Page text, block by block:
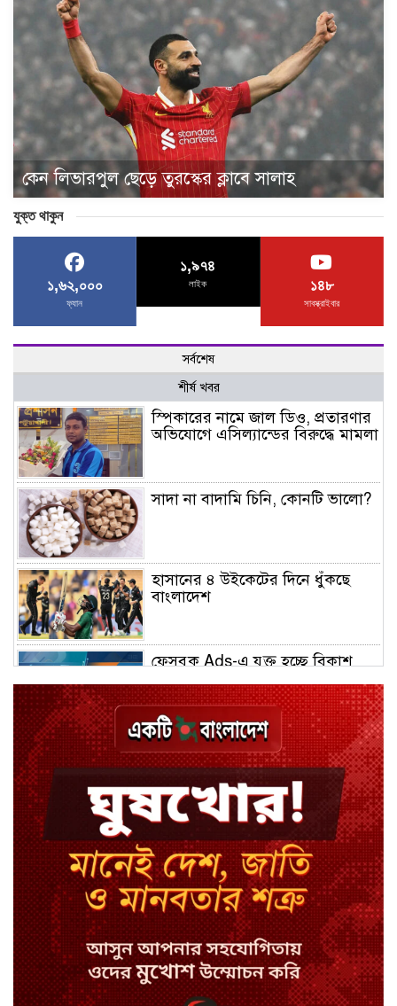
কেন লিভারপুল ছেড়ে তুরস্কের ক্লাবে সালাহ
যুক্ত থাকুন
১,৬২,০০০
ফ্যান
১,৯৭৪
লাইক ১৪৮
সাবস্ক্রাইবার
সর্বশেষ
শীর্ষ খবর
স্পিকারের নামে জাল ডিও, প্রতারণার
অভিযোগে এসিল্যান্ডের বিরুদ্ধে মামলা
সাদা না বাদামি চিনি, কোনটি ভালো?
হাসানের ৪ উইকেটের দিনে ধুঁকছে
বাংলাদেশ
ফেসবুক Ads-এ যুক্ত হচ্ছে বিকাশ
বিয়ে ভাঙার গুঞ্জনে মুখ খুললেন রণজয়
কেন লিভারপুল ছেড়ে তুরস্কের ক্লাবে
সালাহ
কপিল শর্মার অডিশনে বাদ পড়ার সেই
গল্প
যুক্তরাজ্যে সামাজিকমাধ্যমের কারফিউ